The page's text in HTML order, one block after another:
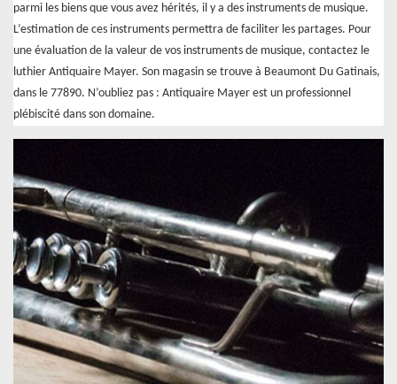
parmi les biens que vous avez hérités, il y a des instruments de musique.
L’estimation de ces instruments permettra de faciliter les partages. Pour
une évaluation de la valeur de vos instruments de musique, contactez le
luthier Antiquaire Mayer. Son magasin se trouve à Beaumont Du Gatinais,
dans le 77890. N’oubliez pas : Antiquaire Mayer est un professionnel
plébiscité dans son domaine.